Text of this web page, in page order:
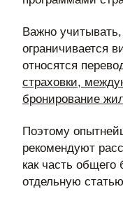
Важно
ограничивается
относятся
страховки,
бронирование
Поэтому
рекомендуют
как часть общего
отдельную